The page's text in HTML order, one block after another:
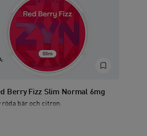
Berry Fizz Slim Normal 6mg
röda bär och citron.